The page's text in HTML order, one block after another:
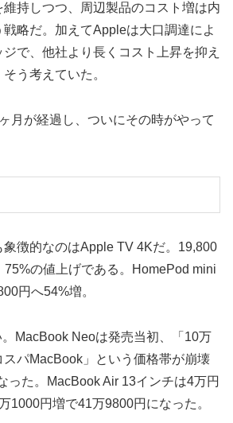
持しつつ、周辺製品のコスト増は内
略だ。加えてAppleは大口調達によ
で、他社より長くコスト上昇を抑え
う考えていた。
月が経過し、ついにその時がやって
徴的なのはApple TV 4Kだ。19,800
75%の値上げである。HomePod mini
円へ54%増。
MacBook Neoは発売当初、「10万
スパMacBook」という価格帯が崩壊
った。MacBook Air 13インチは4万円
1000円増で41万9800円になった。